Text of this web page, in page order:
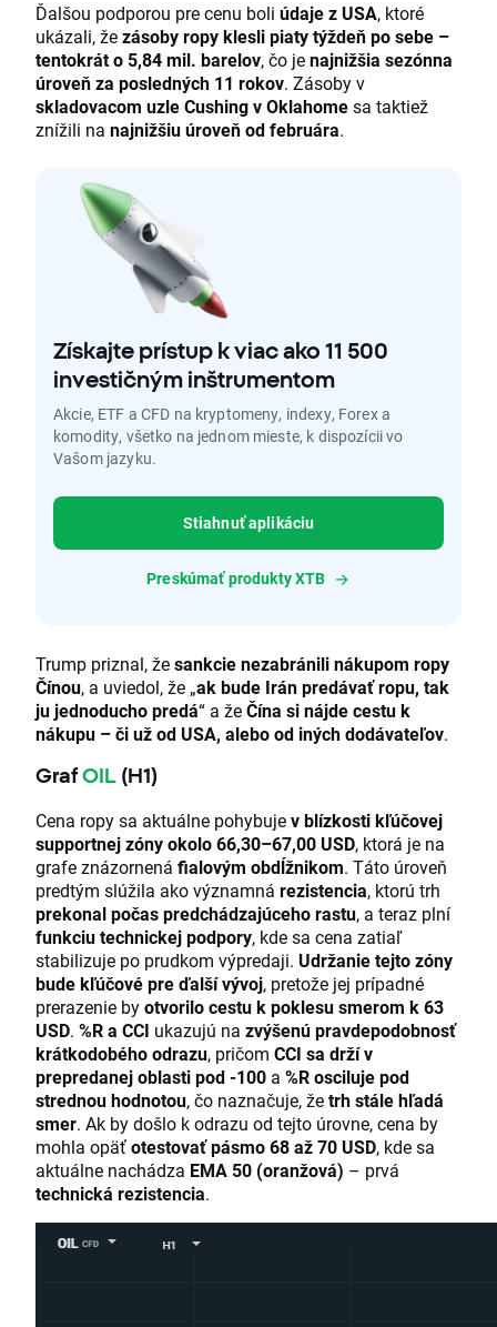
Ďalšou podporou pre cenu boli údaje z USA, ktoré
ukázali, žezásoby ropy klesli piaty týždeň po sebe –
tentokrát o 5,84 mil. barelov, čo jenajnižšia sezónna
úroveň za posledných 11 rokov. Zásoby v
skladovacom uzle Cushing v Oklahomesa taktiež
znížili na najnižšiu úroveň od februára.
Získajte prístup k viac ako 11 500
investičným inštrumentom
Akcie, ETF a CFD na kryptomeny, indexy, Forex a
komodity, všetko na jednom mieste, k dispozícii vo
Vašom jazyku.
Stiahnuť aplikáciu
Preskúmať produkty XTB
Trump priznal, žesankcie nezabránili nákupom ropy
Čínou, a uviedol, že „ak bude Irán predávať ropu, tak
ju jednoducho predá“ a žeČína si nájde cestu k
nákupu – či už od USA, alebo od iných dodávateľov.
GrafOIL (H1)
Cena ropy sa aktuálne pohybujev blízkosti kľúčovej
supportnej zóny okolo 66,30–67,00 USD, ktorá je na
grafe znázornená fialovým obdĺžnikom. Táto úroveň
predtým slúžila ako významná rezistencia, ktorú trh
prekonal počas predchádzajúceho rastu, a teraz plní
funkciu technickej podpory, kde sa cena zatiaľ
stabilizuje po prudkom výpredaji. Udržanie tejto zóny
bude kľúčové pre ďalší vývoj, pretože jej prípadné
prerazenie byotvorilo cestu k poklesu smerom k 63
USD. %R a CCI ukazujú na zvýšenú pravdepodobnosť
krátkodobého odrazu, pričom CCI sa drží v
prepredanej oblasti pod -100 a %R osciluje pod
strednou hodnotou, čo naznačuje, žetrh stále hľadá
smer. Ak by došlo k odrazu od tejto úrovne, cena by
mohla opäťotestovať pásmo 68 až 70 USD, kde sa
aktuálne nachádza EMA 50 (oranžová) – prvá
technická rezistencia.